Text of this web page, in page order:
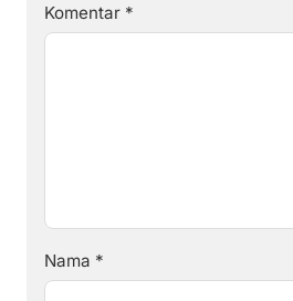
Komentar *
Nama *